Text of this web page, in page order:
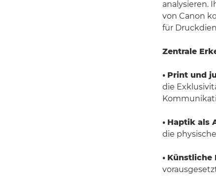
analysieren.
von Canon
für
Zentrale
• Print und
die
• Haptik als
die
• Künstliche